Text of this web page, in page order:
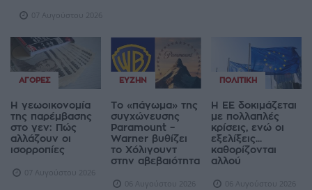
07 Αυγούστου 2026
ΑΓΟΡΈΣ
Η γεωοικονομία
της παρέμβασης
στο γεν: Πώς
αλλάζουν οι
ισορροπίες
07 Αυγούστου 2026
ΕΥΖΗΝ
Το «πάγωμα» της
συγχώνευσης
Paramount –
Warner βυθίζει
το Χόλιγουντ
στην αβεβαιότητα
06 Αυγούστου 2026
ΠΟΛΙΤΙΚΉ
Η ΕΕ δοκιμάζεται
με πολλαπλές
κρίσεις, ενώ οι
εξελίξεις...
καθορίζονται
αλλού
06 Αυγούστου 2026